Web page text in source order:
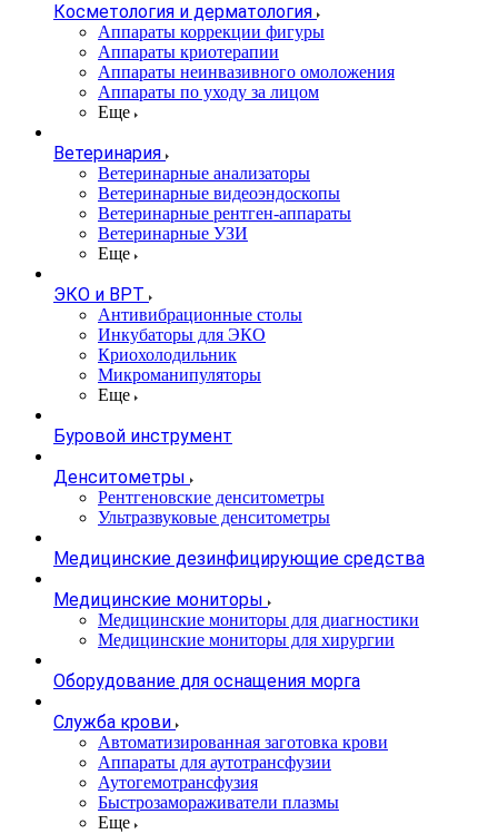
Косметология и дерматология
Аппараты коррекции фигуры
Аппараты криотерапии
Аппараты неинвазивного омоложения
Аппараты по уходу за лицом
Еще
Ветеринария
Ветеринарные анализаторы
Ветеринарные видеоэндоскопы
Ветеринарные рентген-аппараты
Ветеринарные УЗИ
Еще
ЭКО и ВРТ
Антивибрационные столы
Инкубаторы для ЭКО
Криохолодильник
Микроманипуляторы
Еще
Буровой инструмент
Денситометры
Рентгеновские денситометры
Ультразвуковые денситометры
Медицинские дезинфицирующие средства
Медицинские мониторы
Медицинские мониторы для диагностики
Медицинские мониторы для хирургии
Оборудование для оснащения морга
Служба крови
Автоматизированная заготовка крови
Аппараты для аутотрансфузии
Аутогемотрансфузия
Быстрозамораживатели плазмы
Еще